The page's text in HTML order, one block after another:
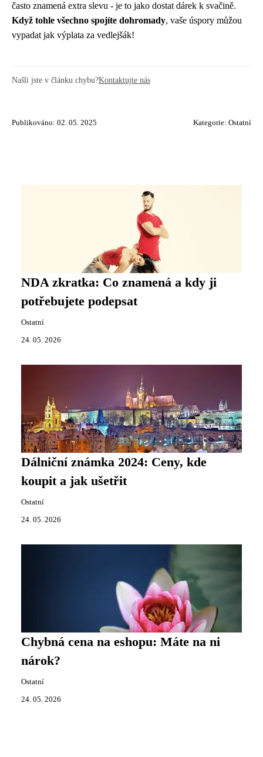
často znamená extra slevu - je to jako dostat dárek k svačině.
Když tohle všechno spojíte dohromady, vaše úspory můžou
vypadat jak výplata za vedlejšák!
Našli jste v článku chybu?Kontaktujte nás
Publikováno: 02. 05. 2025 Kategorie: Ostatní
NDA zkratka: Co znamená a kdy ji
potřebujete podepsat
Ostatní
24. 05. 2026
Dálniční známka 2024: Ceny, kde
koupit a jak ušetřit
Ostatní
24. 05. 2026
Chybná cena na eshopu: Máte na ni
nárok?
Ostatní
24. 05. 2026